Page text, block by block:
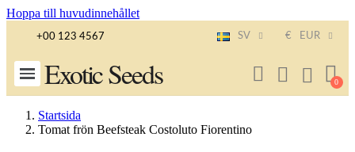
Hoppa till huvudinnehållet
+00 123 4567 SV € EUR
Exotic Seeds
Startsida
Tomat frön Beefsteak Costoluto Fiorentino